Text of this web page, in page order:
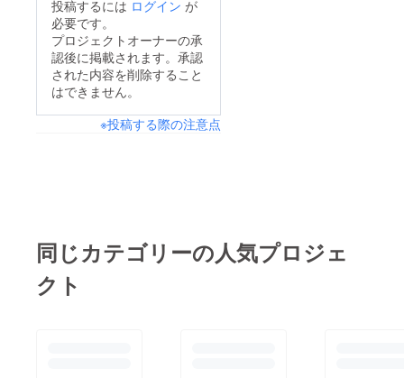
投稿するには ログイン が
必要です。
プロジェクトオーナーの承
認後に掲載されます。承認
された内容を削除すること
はできません。
※投稿する際の注意点
同じカテゴリーの人気プロジェ
クト